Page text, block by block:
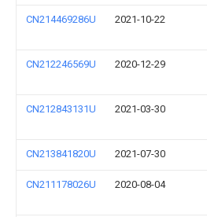
CN214469286U 2021-10-22
CN212246569U 2020-12-29
CN212843131U 2021-03-30
CN213841820U 2021-07-30
CN211178026U 2020-08-04